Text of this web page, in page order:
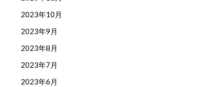
2023年10月
2023年9月
2023年8月
2023年7月
2023年6月